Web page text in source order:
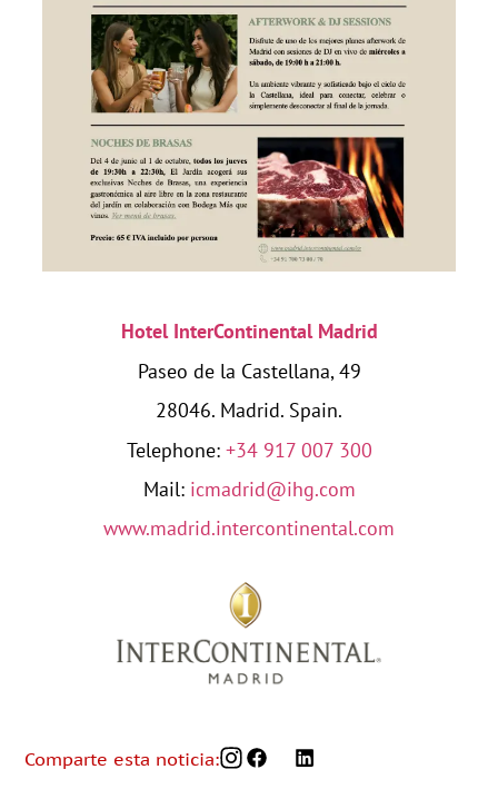
Hotel InterContinental Madrid
Paseo de la Castellana, 49
28046. Madrid. Spain.
Telephone: +34 917 007 300
Mail: icmadrid@ihg.com
www.madrid.intercontinental.com
Comparte esta noticia: